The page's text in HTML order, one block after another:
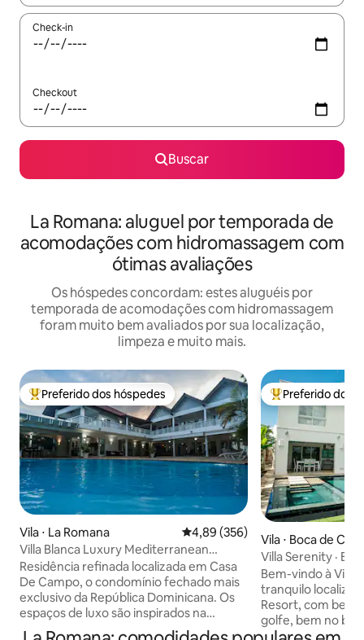
Check-in
Checkout
Buscar
La Romana: aluguel por temporada de
acomodações com hidromassagem com
ótimas avaliações
Os hóspedes concordam: estes aluguéis por
temporada de acomodações com hidromassagem
foram muito bem avaliados por sua localização,
limpeza e muito mais.
Entre os melhores preferidos dos hóspedes
Preferido dos hóspedes
Vila ⋅ La Romana 4,89 de uma avaliação média de
4,89 (356)
Villa Blanca Luxury Mediterranean
Abode
Residência refinada localizada em Casa
De Campo, o condomínio fechado mais
exclusivo da República Dominicana. Os
espaços de luxo são inspirados na
arquitetura típica mediterrânea-
Entre os
Preferido dos
Vila ⋅ Boca de
Villa Serenity ·
Bem-vindo à Villa
tranquilo
Resort, com
golfe, bem no buraco 17.
uma viagem em